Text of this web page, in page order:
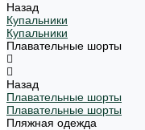
Назад
Купальники
Купальники
Плавательные шорты
Назад
Плавательные шорты
Плавательные шорты
Пляжная одежда